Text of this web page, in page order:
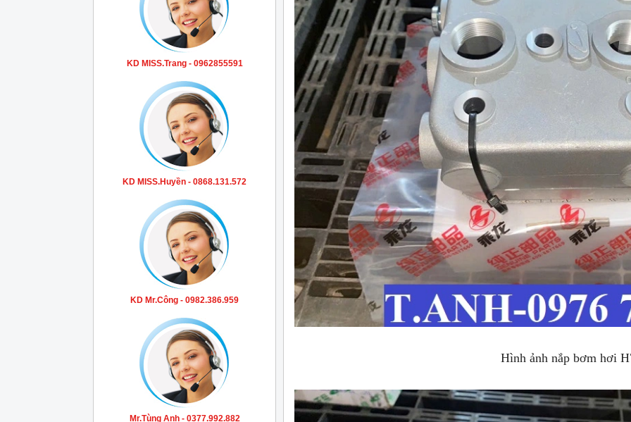
KD MISS.Trang - 0962855591
KD MISS.Huyền - 0868.131.572
KD Mr.Công - 0982.386.959
Mr.Tùng Anh - 0377.992.882
Hình ảnh nắp bơm hơi